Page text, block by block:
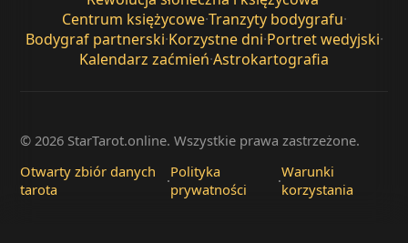
Centrum księżycowe·Tranzyty bodygrafu·
Bodygraf partnerski·Korzystne dni·Portret wedyjski·
Kalendarz zaćmień·Astrokartografia
© 2026 StarTarot.online. Wszystkie prawa zastrzeżone.
Otwarty zbiór danych
tarota
·Polityka
prywatności
·Warunki
korzystania